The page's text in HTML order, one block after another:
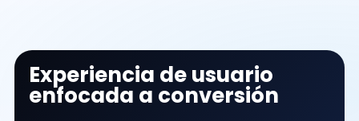
Experiencia de usuario
enfocada a conversión